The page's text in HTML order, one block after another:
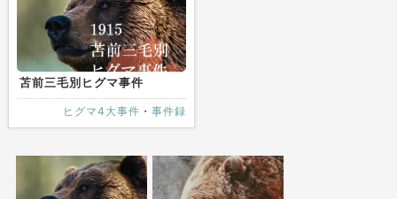
苫前三毛別ヒグマ事件
ヒグマ4大事件 ・事件録